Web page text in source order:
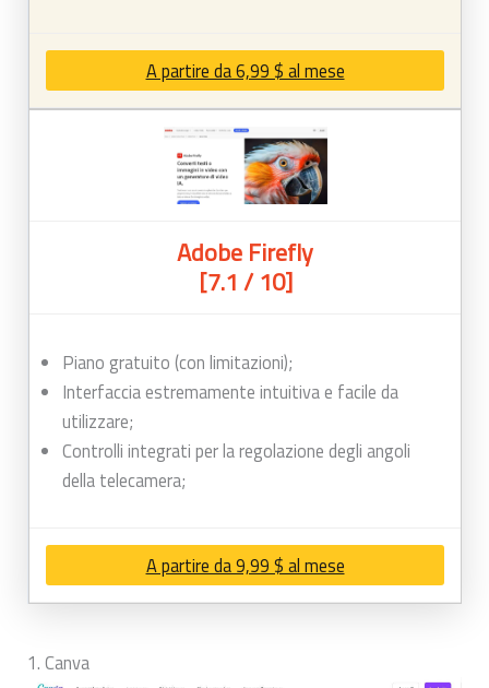
A partire da 6,99 $ al mese
Adobe Firefly
[7.1 / 10]
Piano gratuito (con limitazioni);
Interfaccia estremamente intuitiva e facile da
utilizzare;
Controlli integrati per la regolazione degli angoli
della telecamera;
A partire da 9,99 $ al mese
1. Canva